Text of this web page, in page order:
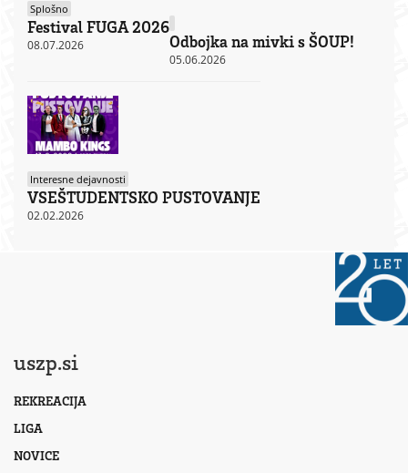
Splošno
Festival FUGA 2026
08.07.2026 Odbojka na mivki s ŠOUP!
05.06.2026
Interesne dejavnosti
VSEŠTUDENTSKO PUSTOVANJE
02.02.2026
uszp.si
REKREACIJA
LIGA
NOVICE